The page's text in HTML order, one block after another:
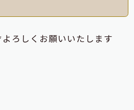
ろしくお願いいたします